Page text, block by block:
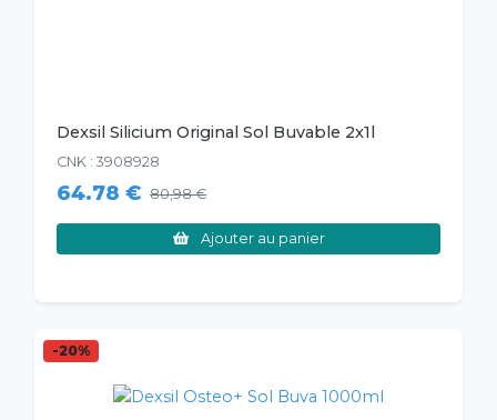
Dexsil Silicium Original Sol Buvable 2x1l
CNK : 3908928
64.78 € 80,98 €
Ajouter au panier
-20%